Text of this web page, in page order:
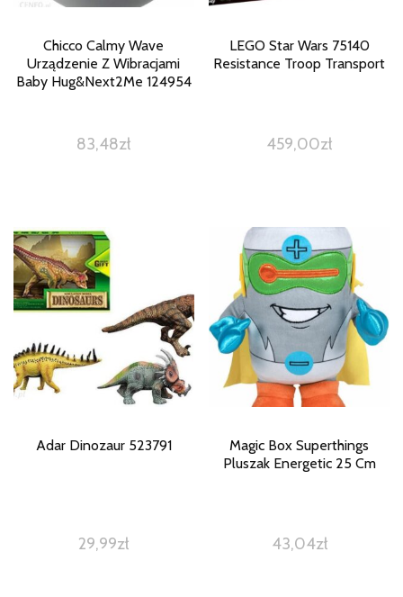
Chicco Calmy Wave
Urządzenie Z Wibracjami
Baby Hug&Next2Me 124954
83,48zł
LEGO Star Wars 75140
Resistance Troop Transport
459,00zł
Adar Dinozaur 523791
29,99zł
Magic Box Superthings
Pluszak Energetic 25 Cm
43,04zł